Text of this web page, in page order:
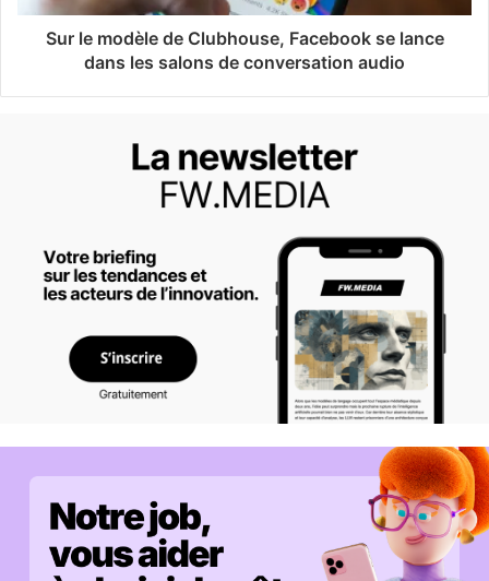
Sur le modèle de Clubhouse, Facebook se lance
dans les salons de conversation audio